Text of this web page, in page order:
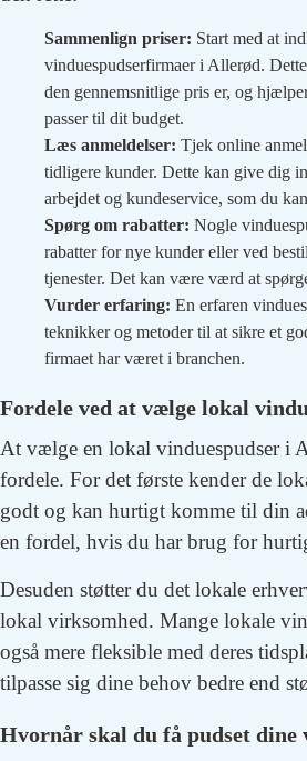
Sammenlign priser: Start med at
vinduespudserfirmaer i Allerød.
den gennemsnitlige pris er, og
passer til dit budget.
Læs anmeldelser: Tjek online
tidligere kunder. Dette kan give dig
arbejdet og kundeservice, som du
Spørg om rabatter: Nogle
rabatter for nye kunder eller ved
tjenester. Det kan være værd at
Vurder erfaring: En erfaren
teknikker og metoder til at sikre et
firmaet har været i branchen.
Fordele ved at vælge lokal
At vælge en lokal vinduespudser i
fordele. For det første kender de
godt og kan hurtigt komme til din
en fordel, hvis du har brug for
Desuden støtter du det lokale
lokal virksomhed. Mange lokale
også mere fleksible med deres
tilpasse sig dine behov bedre end
Hvornår skal du få pudset dine